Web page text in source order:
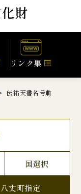
リンク集
伝祐天書名号軸
国選択
八丈町指定